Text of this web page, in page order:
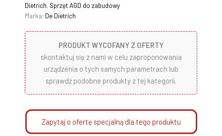
Dietrich, Sprzęt AGD do zabudowy
Marka: De Dietrich
PRODUKT WYCOFANY Z OFERTY
skontaktuj się z nami w celu zaproponowania
urządzenia o tych samych parametrach lub
sprawdź podobne produkty z tej kategorii.
Zapytaj o ofertę specjalną dla tego produktu